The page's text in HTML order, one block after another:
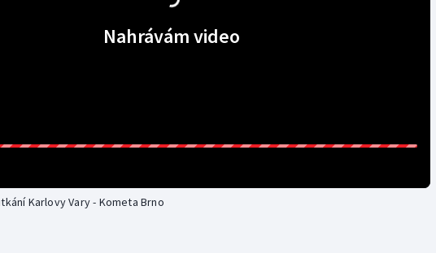
Nahrávám video
Karlovy Vary - Kometa Brno